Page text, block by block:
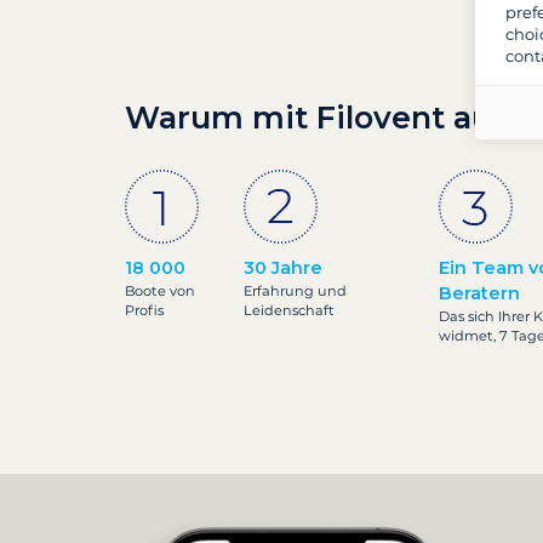
Warum mit Filovent auf
18 000
Boote von
Profis
30 Jahre
Erfahrung und
Leidenschaft
Ein Team
Beratern
Das sich Ihrer
widmet, 7